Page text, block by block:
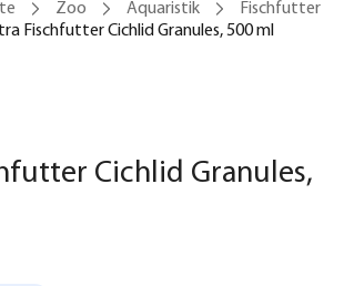
Zoo Aquaristik
Fischfutter
Fischfutter Cichlid Granules, 500 ml
Cichlid Granules,